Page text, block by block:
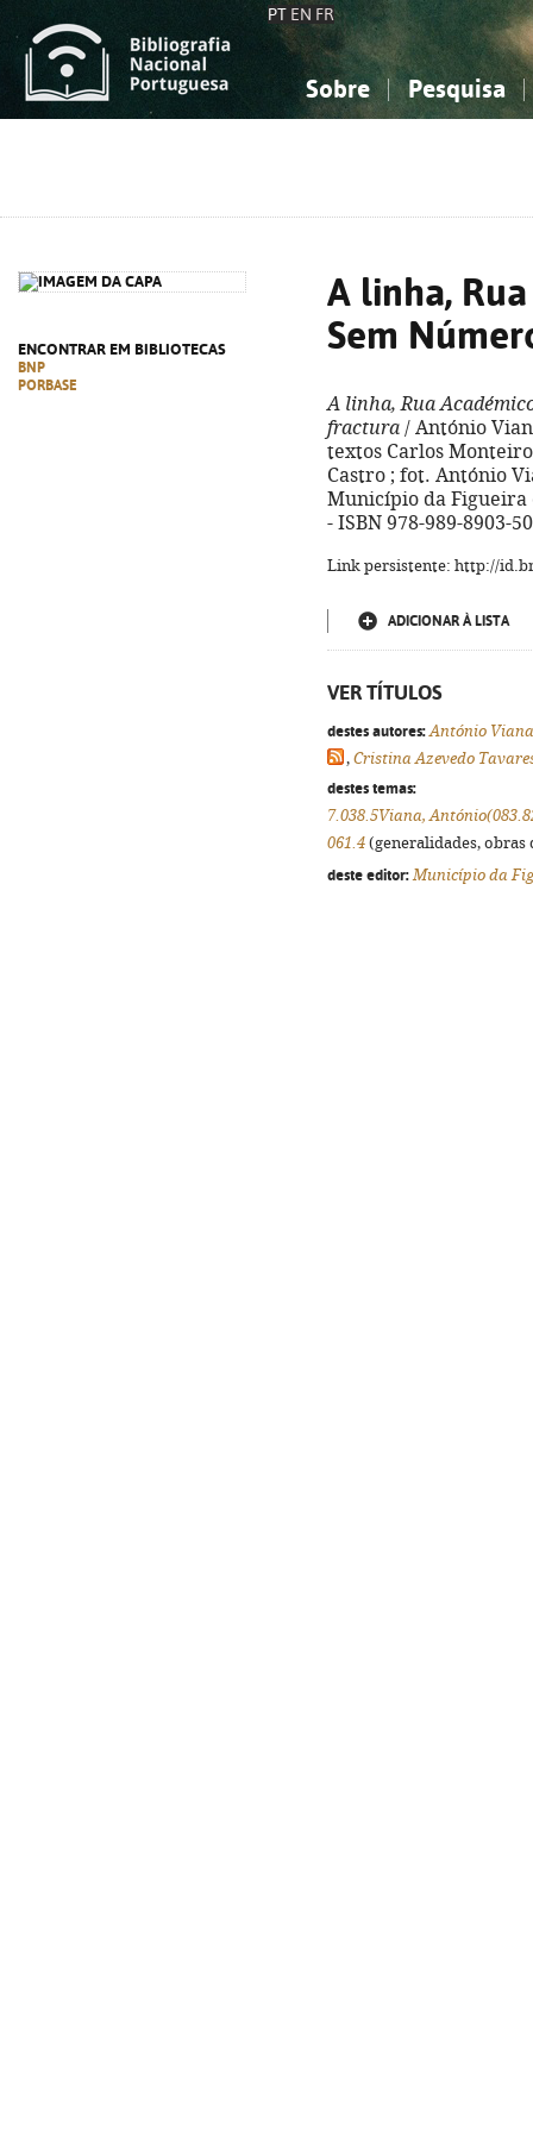
PT EN FR
Sobre Pesquisa
ENCONTRAR EM BIBLIOTECAS
BNP
PORBASE
A linha,
Sem
A linha, Rua
fractura / António
textos Carlos
Castro ; fot. António
Município da Figueira
- ISBN 978-989-8903-
Link persistente: http://
ADICIONAR À LISTA
VER TÍTULOS
destes autores: António Viana
, Cristina Azevedo
destes temas:
7.038.5Viana,
061.4 (generalidades,
deste editor: Município da